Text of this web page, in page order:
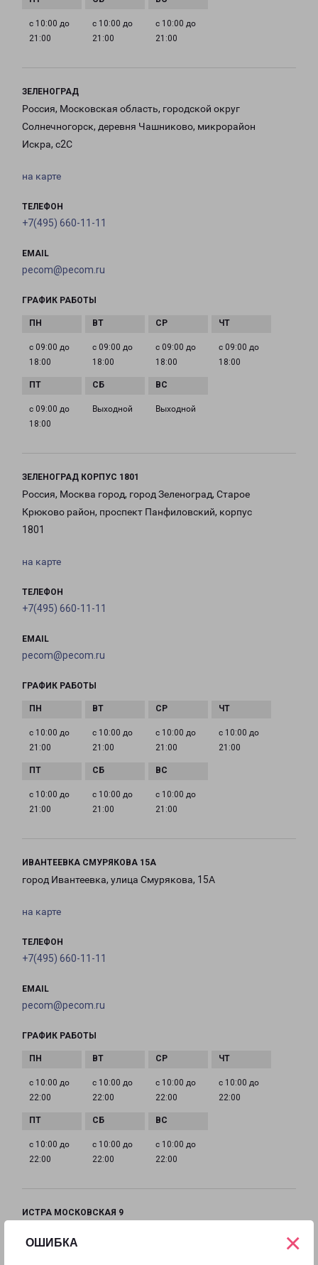
ОШИБКА ×
с 10:00 до
21:00
с 10:00 до
21:00
с 10:00 до
21:00
ЗЕЛЕНОГРАД
Россия, Московская область, городской округ
Солнечногорск, деревня Чашниково, микрорайон
Искра, с2С
на карте
ТЕЛЕФОН
+7(495) 660-11-11
EMAIL
pecom@pecom.ru
ГРАФИК РАБОТЫ
с 09:00 до
18:00
с 09:00 до
18:00
с 09:00 до
18:00
с 09:00 до
18:00
с 09:00 до
18:00
Выходной Выходной
ЗЕЛЕНОГРАД КОРПУС 1801
Россия, Москва город, город Зеленоград, Старое
Крюково район, проспект Панфиловский, корпус
1801
на карте
ТЕЛЕФОН
+7(495) 660-11-11
EMAIL
pecom@pecom.ru
ГРАФИК РАБОТЫ
с 10:00 до
21:00
с 10:00 до
21:00
с 10:00 до
21:00
с 10:00 до
21:00
с 10:00 до
21:00
с 10:00 до
21:00
с 10:00 до
21:00
ИВАНТЕЕВКА СМУРЯКОВА 15А
город Ивантеевка, улица Смурякова, 15А
на карте
ТЕЛЕФОН
+7(495) 660-11-11
EMAIL
pecom@pecom.ru
ГРАФИК РАБОТЫ
с 10:00 до
22:00
с 10:00 до
22:00
с 10:00 до
22:00
с 10:00 до
22:00
с 10:00 до
22:00
с 10:00 до
22:00
с 10:00 до
22:00
ИСТРА МОСКОВСКАЯ 9